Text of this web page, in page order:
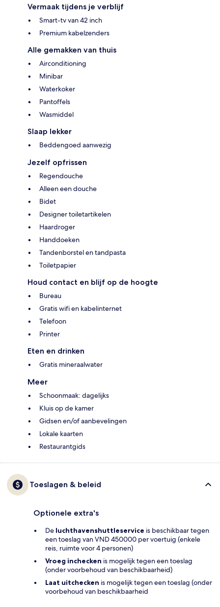
Vermaak tijdens je verblijf
Smart-tv van 42 inch
Premium kabelzenders
Alle gemakken van thuis
Airconditioning
Minibar
Waterkoker
Pantoffels
Wasmiddel
Slaap lekker
Beddengoed aanwezig
Jezelf opfrissen
Regendouche
Alleen een douche
Bidet
Designer toiletartikelen
Haardroger
Handdoeken
Tandenborstel en tandpasta
Toiletpapier
Houd contact en blijf op de hoogte
Bureau
Gratis wifi en kabelinternet
Telefoon
Printer
Eten en drinken
Gratis mineraalwater
Meer
Schoonmaak: dagelijks
Kluis op de kamer
Gidsen en/of aanbevelingen
Lokale kaarten
Restaurantgids
Toeslagen & beleid
Optionele extra's
De luchthavenshuttleservice is beschikbaar tegen
een toeslag van VND 450000 per voertuig (enkele
reis, ruimte voor 4 personen)
Vroeg inchecken is mogelijk tegen een toeslag
(onder voorbehoud van beschikbaarheid)
Laat uitchecken is mogelijk tegen een toeslag (onder
voorbehoud van beschikbaarheid